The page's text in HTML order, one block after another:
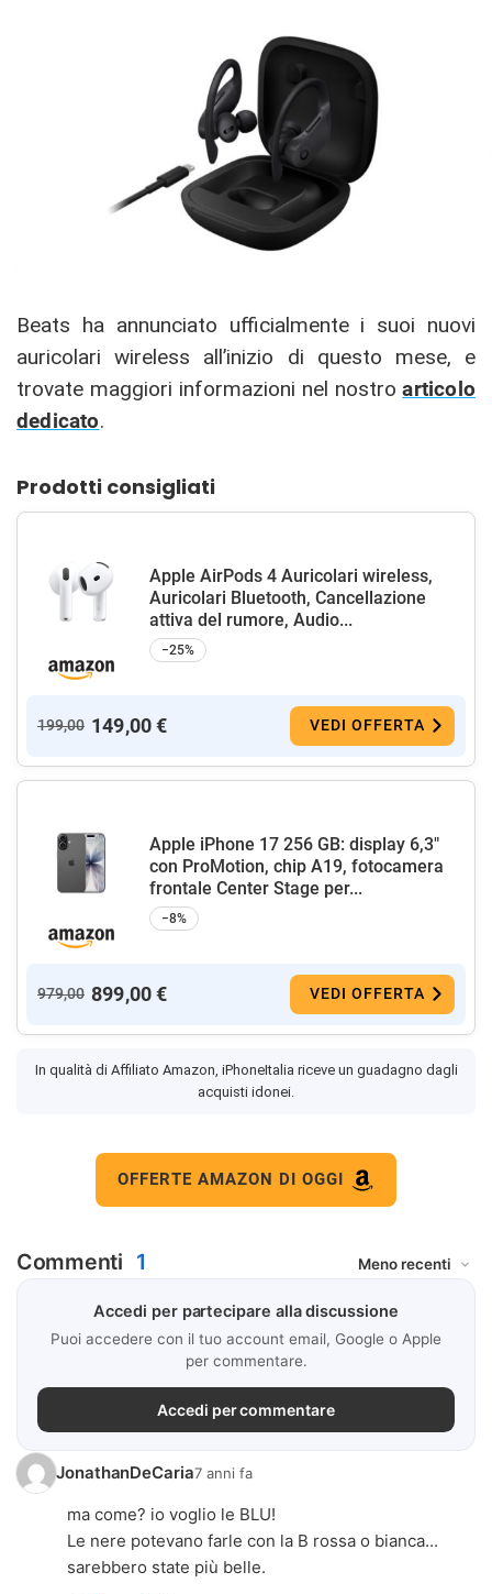
Beats ha annunciato ufficialmente i suoi nuovi
auricolari wireless all’inizio di questo mese, e
trovate maggiori informazioni nel nostroarticolo
dedicato.
Prodotti consigliati
Apple AirPods 4 Auricolari wireless,
Auricolari Bluetooth, Cancellazione
attiva del rumore, Audio...
−25%
199,00 149,00 € VEDI OFFERTA
Apple iPhone 17 256 GB: display 6,3"
con ProMotion, chip A19, fotocamera
frontale Center Stage per...
−8%
979,00 899,00 € VEDI OFFERTA
In qualità di Affiliato Amazon, iPhoneItalia riceve un guadagno dagli
acquisti idonei.
OFFERTE AMAZON DI OGGI
Commenti 1
Accedi per partecipare alla discussione
Puoi accedere con il tuo account email, Google o Apple
per commentare.
Accedi per commentare
JonathanDeCaria7 anni fa
ma come? io voglio le BLU!
Le nere potevano farle con la B rossa o bianca...
sarebbero state più belle.